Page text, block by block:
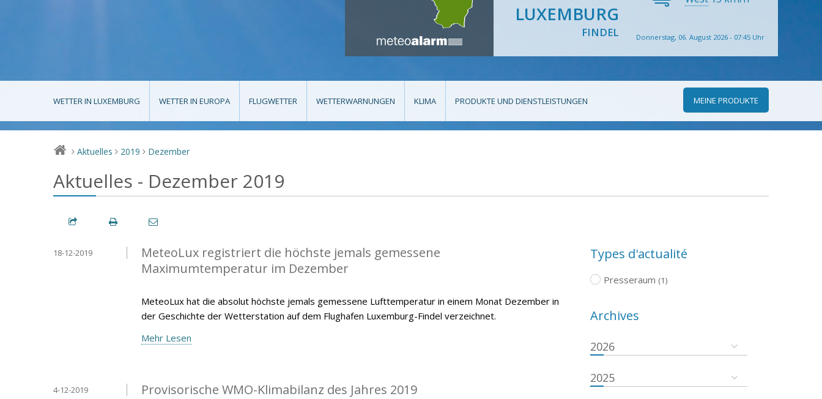
LUXEMBURG
FINDEL Donnerstag, 06. August 2026 - 07:45 Uhr
WETTER IN LUXEMBURG WETTER IN EUROPA FLUGWETTER WETTERWARNUNGEN KLIMA PRODUKTE UND DIENSTLEISTUNGEN MEINE PRODUKTE
> Aktuelles > 2019 > Dezember
Aktuelles - Dezember 2019
MeteoLux registriert die höchste jemals gemessene
Maximumtemperatur im Dezember
18-12-2019
MeteoLux hat die absolut höchste jemals gemessene Lufttemperatur in einem Monat Dezember in
der Geschichte der Wetterstation auf dem Flughafen Luxemburg-Findel verzeichnet.
Mehr Lesen
Provisorische WMO-Klimabilanz des Jahres 2019
4-12-2019
Types d'actualité
Presseraum (1)
Archives
2026
2025